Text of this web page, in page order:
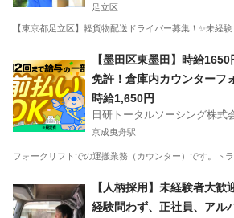
足立区
【東京都足立区】軽貨物配送ドライバー募集！✨未
ドライバー 社用車
【墨田区東墨田】時給
免許！倉庫内カウンター
代～30代活躍中
時給1,650円
日研トータルソーシング株式
京成曳舟駅
フォークリフトでの運搬業務（カウンター）です。ト
京成曳舟駅 ドライバー
【人柄採用】未経験者大
経験問わず、正社員、アル